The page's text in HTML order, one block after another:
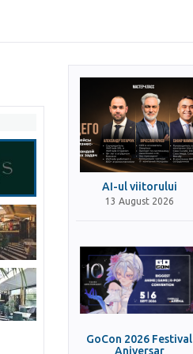
AI-ul viitorului
13 August 2026
GoCon 2026 Festival
Aniversar